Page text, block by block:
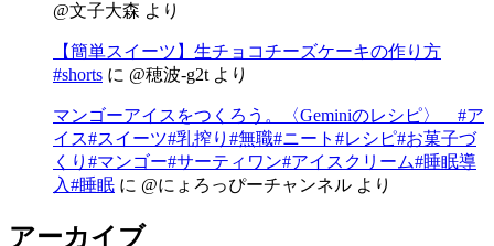
@文子大森 より
【簡単スイーツ】生チョコチーズケーキの作り方
#shorts に @穂波-g2t より
マンゴーアイスをつくろう。〈Geminiのレシピ〉 #ア
イス#スイーツ#乳搾り#無職#ニート#レシピ#お菓子づ
くり#マンゴー#サーティワン#アイスクリーム#睡眠導
入#睡眠 に @にょろっぴーチャンネル より
アーカイブ